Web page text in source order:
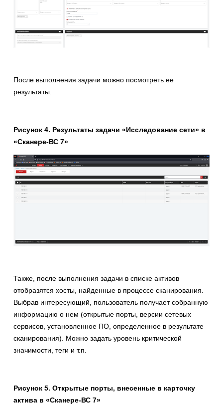
После выполнения задачи можно посмотреть ее
результаты.
Рисунок 4. Результаты задачи «Исследование сети» в
«Сканере-ВС 7»
Также, после выполнения задачи в списке активов
отобразятся хосты, найденные в процессе сканирования.
Выбрав интересующий, пользователь получает собранную
информацию о нем (открытые порты, версии сетевых
сервисов, установленное ПО, определенное в результате
сканирования). Можно задать уровень критической
значимости, теги и т.п.
Рисунок 5. Открытые порты, внесенные в карточку
актива в «Сканере-ВС 7»